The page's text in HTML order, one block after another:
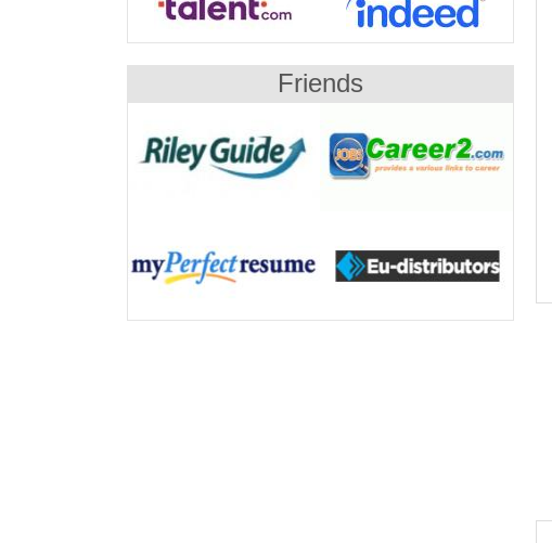
Friends